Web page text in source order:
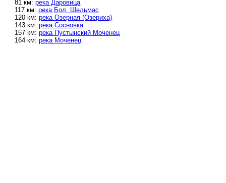
81 км:река Даровица
117 км:река Бол. Шельмас
120 км:река Озерная (Озериха)
143 км:река Сосновка
157 км:река Пустынский Моченец
164 км:река Моченец